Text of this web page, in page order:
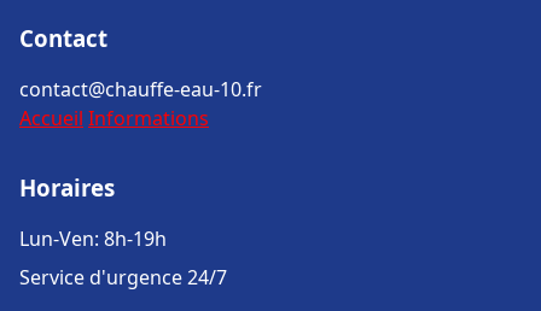
Contact
contact@chauffe-eau-10.fr
Accueil Informations
Horaires
Lun-Ven: 8h-19h
Service d'urgence 24/7